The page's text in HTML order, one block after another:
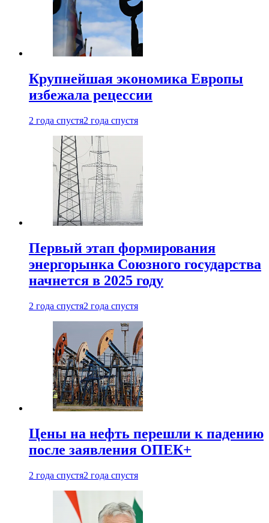
Крупнейшая экономика Европы
избежала рецессии
2 года спустя2 года спустя
Первый этап формирования
энергорынка Союзного государства
начнется в 2025 году
2 года спустя2 года спустя
Цены на нефть перешли к падению
после заявления ОПЕК+
2 года спустя2 года спустя